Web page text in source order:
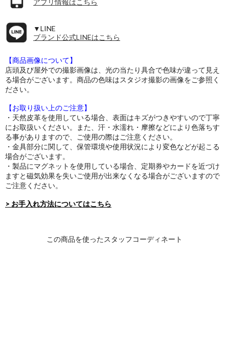
アプリ情報はこちら
▼LINE
ブランド公式LINEはこちら
【商品画像について】
店頭及び屋外での撮影画像は、光の当たり具合で色味が違って見え
る場合がございます。商品の色味はスタジオ撮影の画像をご参照く
ださい。
【お取り扱い上のご注意】
・天然皮革を使用している場合、表面はキズがつきやすいので丁寧
にお取扱いください。また、汗・水濡れ・摩擦などにより色落ちす
る事がありますので、ご使用の際はご注意ください。
・金具部分に関して、保管環境や使用状況により変色などが起こる
場合がございます。
・製品にマグネットを使用している場合、定期券やカードを近づけ
ますと磁気効果を失いご使用が出来なくなる場合がございますので
ご注意ください。
> お手入れ方法についてはこちら